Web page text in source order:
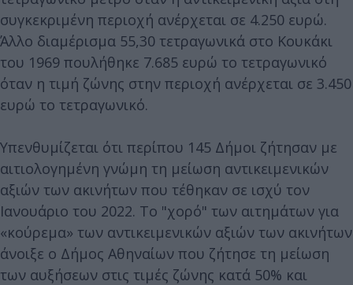
συγκεκριμένη περιοχή ανέρχεται σε 4.250 ευρώ.
Άλλο διαμέρισμα 55,30 τετραγωνικά στο Κουκάκι
του 1969 πουλήθηκε 7.685 ευρώ το τετραγωνικό
όταν η τιμή ζώνης στην περιοχή ανέρχεται σε 3.450
ευρώ το τετραγωνικό.
Υπενθυμίζεται ότι περίπου 145 Δήμοι ζήτησαν με
αιτιολογημένη γνώμη τη μείωση αντικειμενικών
αξιών των ακινήτων που τέθηκαν σε ισχύ τον
Ιανουάριο του 2022. Το "χορό" των αιτημάτων για
«κούρεμα» των αντικειμενικών αξιών των ακινήτων
άνοιξε ο Δήμος Αθηναίων που ζήτησε τη μείωση
των αυξήσεων στις τιμές ζώνης κατά 50% και